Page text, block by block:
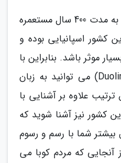
از آنجایی که این کشور آمریکایی به مدت 400 سال مستعمره
کشور اسپانیایی بوده و
موثر باشد. بنابراین با
دانلود اپلیکیشن دوئولینگو (Duolingo) می توانید به زبان
علاوه بر آشنایی با
کشور نیز آشنا شوید که
بیشتر شما با رسم و رسوم
که مردم کوبا می